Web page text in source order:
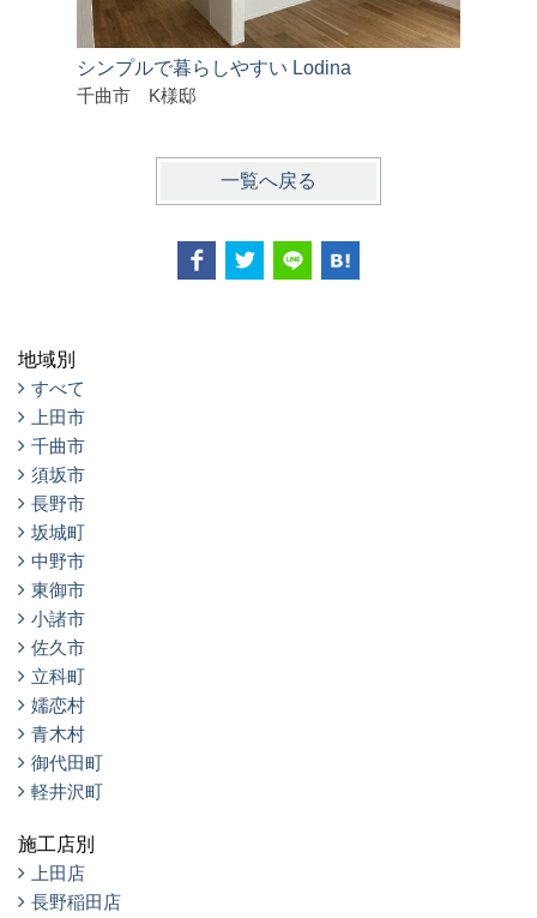
シンプルで暮らしやすい Lodina
千曲市 K様邸
一覧へ戻る
地域別
すべて
上田市
千曲市
須坂市
長野市
坂城町
中野市
東御市
小諸市
佐久市
立科町
嬬恋村
青木村
御代田町
軽井沢町
施工店別
上田店
長野稲田店